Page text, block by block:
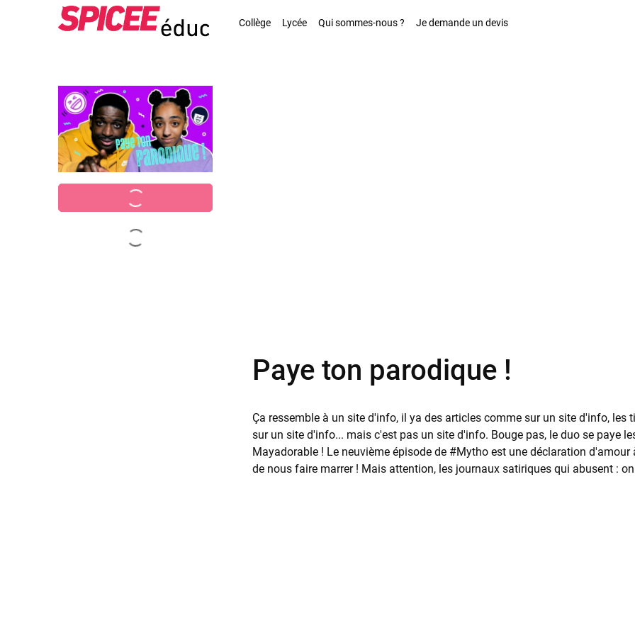
Collège Lycée Qui sommes-nous ? Je demande un devis
Paye ton parodique !
Ça ressemble à un site d'info, il ya des articles comme sur un site d'info,
sur un site d'info... mais c'est pas un site d'info. Bouge pas, le duo se paye
Mayadorable ! Le neuvième épisode de #Mytho est une déclaration
de nous faire marrer ! Mais attention, les journaux satiriques qui abusent :